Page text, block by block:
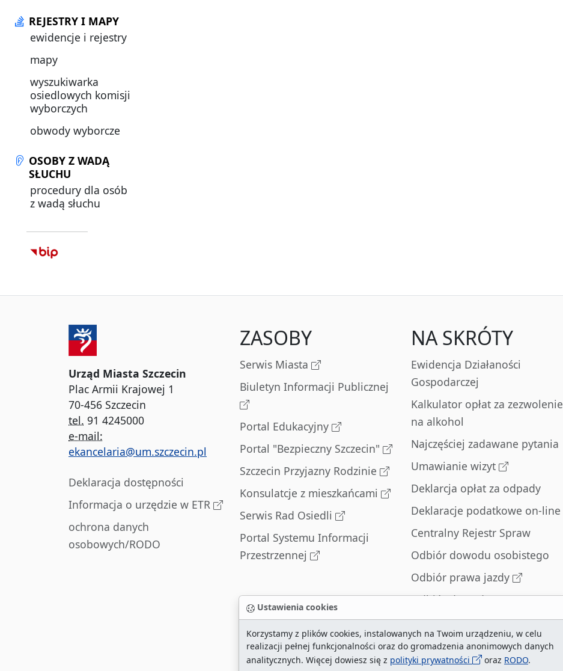
Ustawienia cookies
Korzystamy z plików cookies, instalowanych na Twoim urządzeniu, w celu
realizacji pełnej funkcjonalności oraz do gromadzenia anonimowych danych
analitycznych. Więcej dowiesz się z polityki prywatności oraz RODO.
REJESTRY I MAPY
ewidencje i rejestry
mapy
wyszukiwarka
osiedlowych komisji
wyborczych
obwody wyborcze
OSOBY Z WADĄ
SŁUCHU
procedury dla osób
z wadą słuchu
Urząd Miasta Szczecin
Plac Armii Krajowej 1
70-456 Szczecin
tel. 91 4245000
e-mail:
ekancelaria@um.szczecin.pl
Deklaracja dostępności
Informacja o urzędzie w ETR
ochrona danych
osobowych/RODO
ZASOBY
Serwis Miasta
Biuletyn Informacji Publicznej
Portal Edukacyjny
Portal "Bezpieczny Szczecin"
Szczecin Przyjazny Rodzinie
Konsulatcje z mieszkańcami
Serwis Rad Osiedli
Portal Systemu Informacji
Przestrzennej
NA SKRÓTY
Ewidencja Działaności
Gospodarczej
Kalkulator opłat za zezwolenie
na alkohol
Najczęściej zadawane pytania
Umawianie wizyt
Deklarcja opłat za odpady
Deklaracje podatkowe on-line
Centralny Rejestr Spraw
Odbiór dowodu osobistego
Odbiór prawa jazdy
Odbiór dowodu
rejestracyjnego
Zatrzymane dowody
rejestracyjne